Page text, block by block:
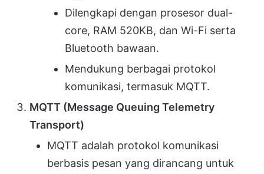
Dilengkapi dengan prosesor dual-
core, RAM 520KB, dan Wi-Fi serta
Bluetooth bawaan.
Mendukung berbagai protokol
komunikasi, termasuk MQTT.
MQTT (Message Queuing Telemetry
Transport)
MQTT adalah protokol komunikasi
berbasis pesan yang dirancang untuk